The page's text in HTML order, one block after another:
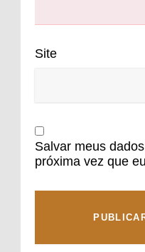
Site
Salvar meus
próxima vez que